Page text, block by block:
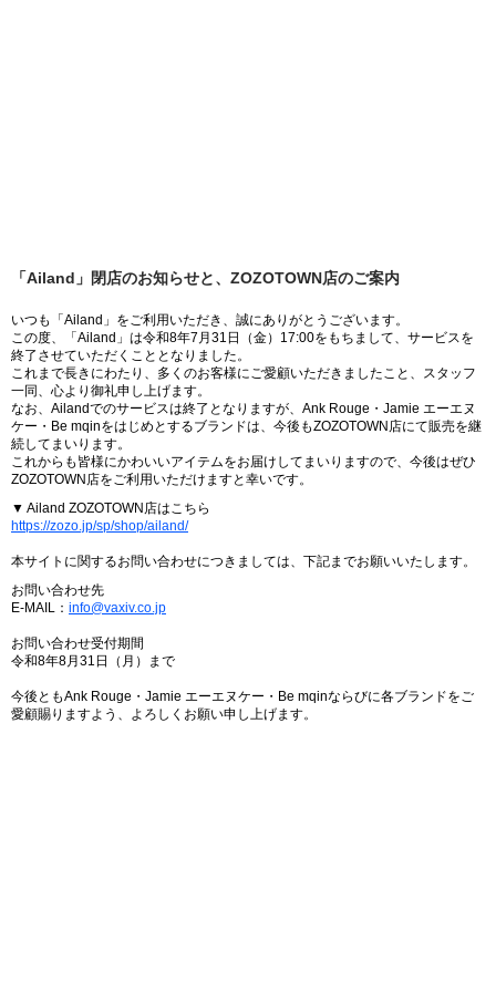
「Ailand」閉店のお知らせと、ZOZOTOWN店のご案内
いつも「Ailand」をご利用いただき、誠にありがとうございます。
この度、「Ailand」は令和8年7月31日（金）17:00をもちまして、サービスを
終了させていただくこととなりました。
これまで長きにわたり、多くのお客様にご愛顧いただきましたこと、スタッフ
一同、心より御礼申し上げます。
なお、Ailandでのサービスは終了となりますが、Ank Rouge・Jamie エーエヌ
ケー・Be mqinをはじめとするブランドは、今後もZOZOTOWN店にて販売を継
続してまいります。
これからも皆様にかわいいアイテムをお届けしてまいりますので、今後はぜひ
ZOZOTOWN店をご利用いただけますと幸いです。
▼ Ailand ZOZOTOWN店はこちら
https://zozo.jp/sp/shop/ailand/
本サイトに関するお問い合わせにつきましては、下記までお願いいたします。
お問い合わせ先
E-MAIL： info@vaxiv.co.jp
お問い合わせ受付期間
令和8年8月31日（月）まで
今後ともAnk Rouge・Jamie エーエヌケー・Be mqinならびに各ブランドをご
愛顧賜りますよう、よろしくお願い申し上げます。